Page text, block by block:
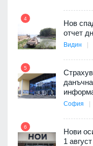
4
Нов
отчет
Видин
5
София
6
Нови
1 август